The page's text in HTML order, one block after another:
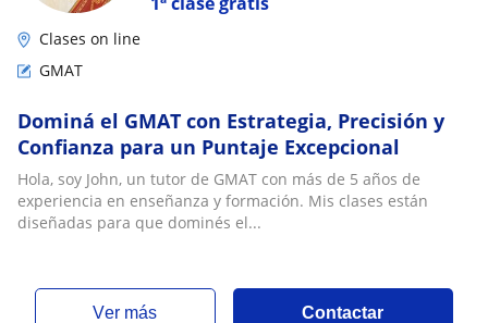
Clases on line
GMAT
Dominá el GMAT con Estrategia, Precisión y
Confianza para un Puntaje Excepcional
Hola, soy John, un tutor de GMAT con más de 5 años de
experiencia en enseñanza y formación. Mis clases están
diseñadas para que dominés el...
ver más Contactar